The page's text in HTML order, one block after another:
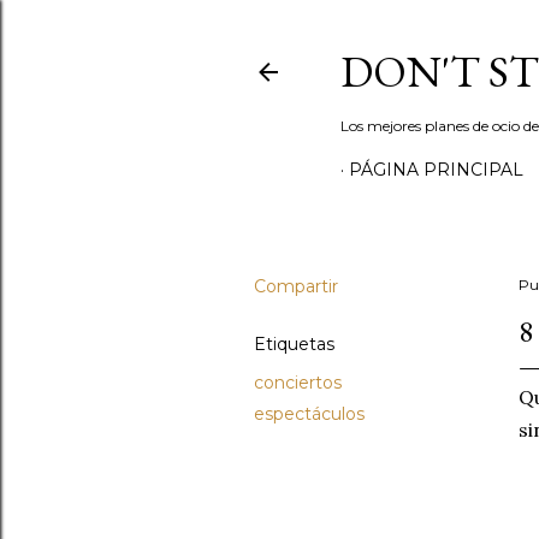
DON'T
Los mejores planes de ocio
PÁGINA PRINCIPAL
Compartir
Etiquetas
conciertos
espectáculos